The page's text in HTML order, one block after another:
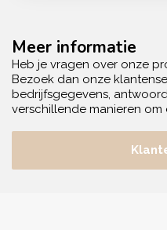
Meer informatie
Heb je vragen over onze
Bezoek dan onze
bedrijfsgegevens,
verschillende manieren